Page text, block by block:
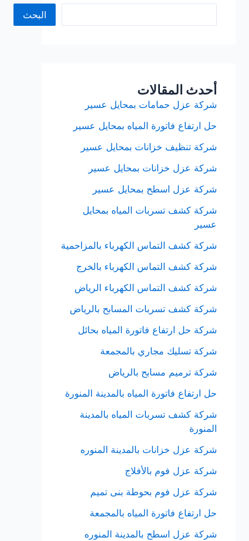
البحث
أحدث المقالات
شركة عزل حمامات بمحايل عسير
حل ارتفاع فاتورة المياه بمحايل عسير
شركة تنظيف خزانات بمحايل عسير
شركة عزل خزانات بمحايل عسير
شركة عزل اسطح بمحايل عسير
شركة كشف تسربات المياه بمحايل
عسير
شركة كشف التماس الكهرباء بالمزاحمية
شركة كشف التماس الكهرباء بالخرج
شركة كشف التماس الكهرباء الرياض
شركة كشف تسربات المسابح بالرياض
شركة حل ارتفاع فاتورة المياه بحائل
شركة تسليك مجاري بالمجمعة
شركة ترميم مسابح بالرياض
حل ارتفاع فاتورة المياه بالمدينة المنورة
شركة كشف تسربات المياه بالمدينة
المنورة
شركة عزل خزانات بالمدينة المنوره
شركة عزل فوم بالأفلاج
شركة عزل فوم بحوطة بنى تميم
حل ارتفاع فاتورة المياه بالمجمعة
شركة عزل اسطح بالمدينة المنوره